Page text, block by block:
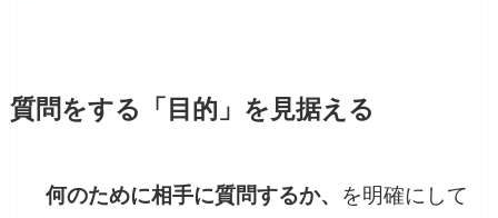
質問をする「目的」を見据える
何のために相手に質問するか、 を明確にして